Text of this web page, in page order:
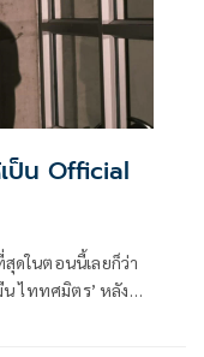
ป็น Official
ดในตอนนี้เลยก็ว่า
ไททศมิตร’ หลัง